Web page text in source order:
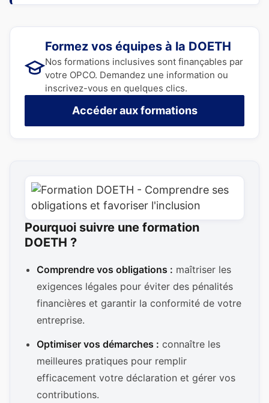
Formez vos équipes à la DOETH
Nos formations inclusives sont finançables par
votre OPCO. Demandez une information ou
inscrivez-vous en quelques clics.
Accéder aux formations
Pourquoi suivre une formation
DOETH ?
Comprendre vos obligations : maîtriser les
exigences légales pour éviter des pénalités
financières et garantir la conformité de votre
entreprise.
Optimiser vos démarches : connaître les
meilleures pratiques pour remplir
efficacement votre déclaration et gérer vos
contributions.